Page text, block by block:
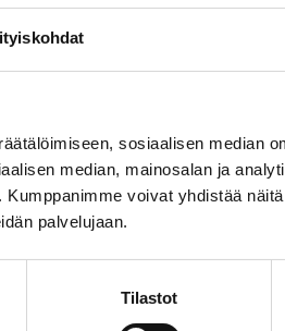
sosiaalisen median
median, mainosalan ja
voivat yhdistää
palvelujaan.
Tilastot